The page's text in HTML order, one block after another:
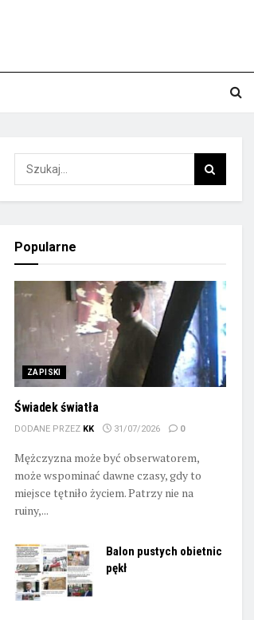
Popularne
ZAPISKI
Świadek światła
DODANE PRZEZ KK 31/07/2026 0
Mężczyzna może być obserwatorem,
może wspominać dawne czasy, gdy to
miejsce tętniło życiem. Patrzy nie na
ruiny,...
Balon pustych obietnic
pękł